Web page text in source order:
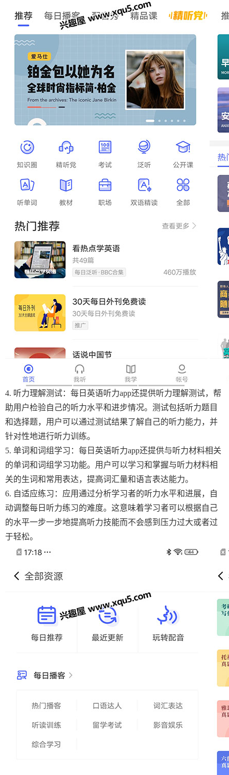
4. 听力理解测试：每日英语听力app还提供听力理解测试，帮
助用户检验自己的听力水平和进步情况。测试包括听力题目
和选择题，用户可以通过测试结果了解自己的听力能力，并
针对性地进行听力训练。
5. 单词和词组学习：每日英语听力app还提供与听力材料相关
的单词和词组学习功能。用户可以学习和掌握与听力材料相
关的生词和常用表达，提高词汇量和语言表达能力。
6. 自适应练习：应用通过分析学习者的听力水平和进展，自
动调整每日听力练习的难度。这意味着学习者可以根据自己
的水平一步一步地提高听力技能而不会感到压力过大或者过
于轻松。